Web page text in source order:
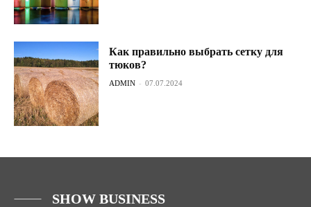
Как правильно выбрать сетку для
тюков?
ADMIN - 07.07.2024
SHOW BUSINESS